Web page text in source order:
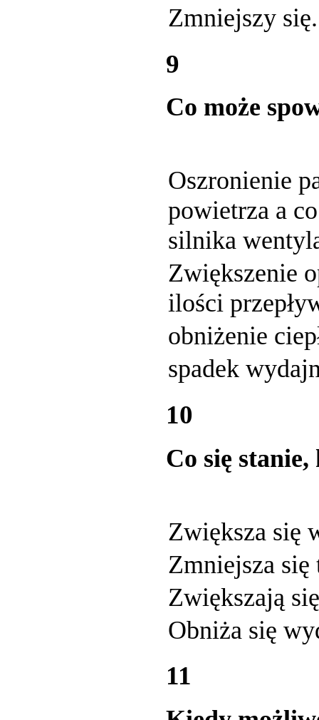
Zmniejszy się.
9
Co może
Oszronienie
powietrza a
silnika
Zwiększenie
ilości
obniżenie
spadek
10
Co się
Zwiększa się
Zmniejsza się
Zwiększają
Obniża się
11